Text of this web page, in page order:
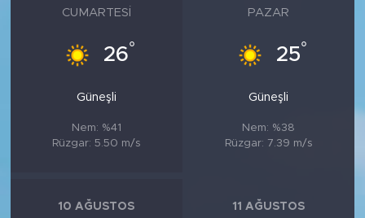
CUMARTESI
26°
Güneşli
Nem: %41
Rüzgar: 5.50 m/s
PAZAR
25°
Güneşli
Nem: %38
Rüzgar: 7.39 m/s
10 AĞUSTOS 11 AĞUSTOS